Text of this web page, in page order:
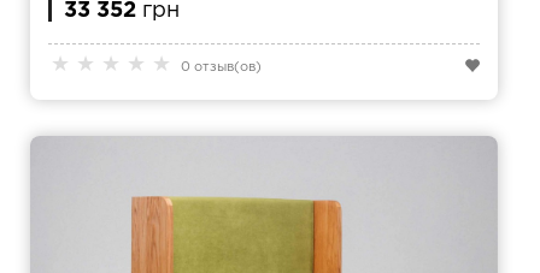
★ ★ ★ ★ ★ 0 отзыв(ов)
33 352 грн